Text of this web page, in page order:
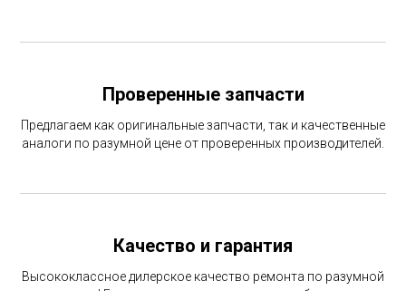
Проверенные запчасти
Предлагаем как оригинальные запчасти, так и качественные
аналоги по разумной цене от проверенных производителей.
Качество и гарантия
Высококлассное дилерское качество ремонта по разумной